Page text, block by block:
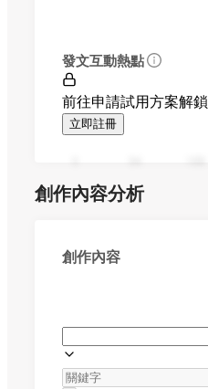
發文互動熱點
前往申請試用方案解鎖
立即註冊
創作內容分析
創作內容